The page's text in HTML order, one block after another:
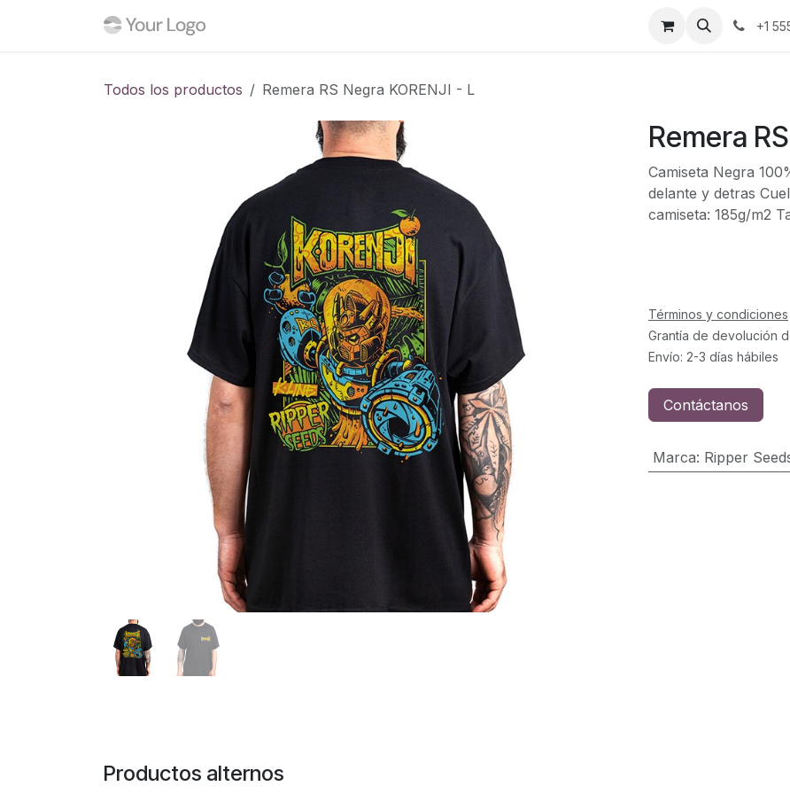
+1
Todos los productos Remera RS Negra KORENJI - L
Remera
Camiseta Negra
delante y detras
camiseta: 185g/m2
Términos y condiciones
Grantía de devolución
Envío: 2-3 días hábiles
Contáctanos
Marca: Ripper
Productos alternos